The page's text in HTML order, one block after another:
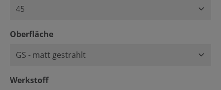
Oberflächeauswählen
Werkstoffauswählen